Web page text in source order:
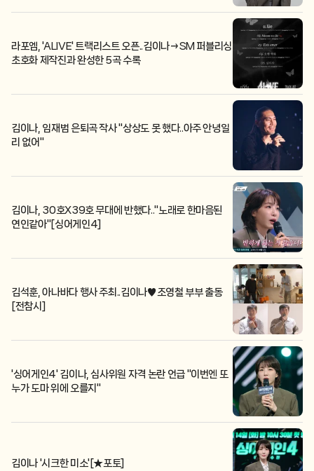
라포엠, 'ALIVE' 트랙리스트 오픈..김이나→SM 퍼블리싱
초호화 제작진과 완성한 5곡 수록
김이나, 임재범 은퇴곡 작사 "상상도 못 했다..아주 안녕일
리 없어"
김이나, 30호X39호 무대에 반했다.."노래로 한마음된
연인같아"[싱어게인4]
김석훈, 아나바다 행사 주최..김이나♥조영철 부부 출동
[전참시]
'싱어게인4' 김이나, 심사위원 자격 논란 언급 "이번엔 또
누가 도마 위에 오를지"
김이나 '시크한 미소'[★포토]